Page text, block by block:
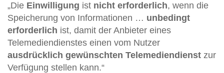
„Die Einwilligung ist nicht erforderlich, wenn die
Speicherung von Informationen … unbedingt
erforderlich ist, damit der Anbieter eines
Telemediendienstes einen vom Nutzer
ausdrücklich gewünschten Telemediendienst zur
Verfügung stellen kann.“